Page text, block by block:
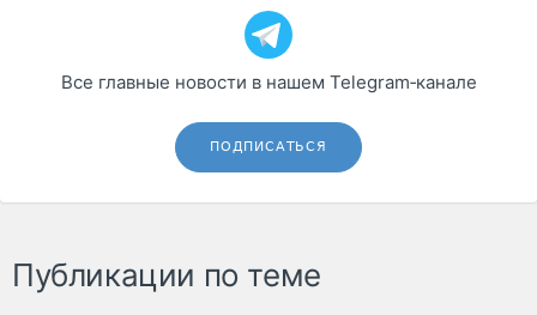
Все главные новости в нашем Telegram‑канале
ПОДПИСАТЬСЯ
Публикации по теме